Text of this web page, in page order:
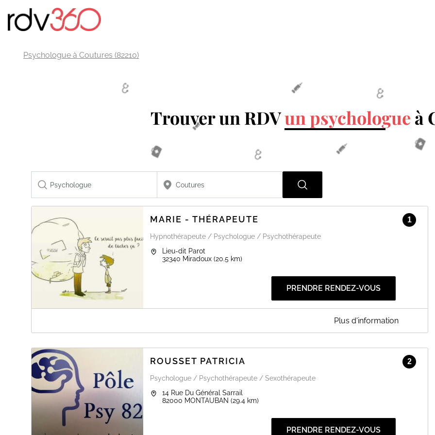
Psychologue à Coutures (82210)
Trouver un RDVun psychologue à
MARIE - THÉRAPEUTE 1
Hypnothérapeute / Psychologue / Psychothérapeute
Lieu-dit Parot
32340 Miradoux (20.5 km)
PRENDRE RENDEZ-VOUS
Approche Systémique, Intégrative, humaniste et Holistique
Formée en psychologie, après un master de médiation et spécialisée dans différentes thérapies complémentaires,
comme l'hypnothérapie, la sophrologie, la PNL et la CNV, je suis à votre disposition pour travailler ensemble sur les
difficultés qui sont les vôtres, les blocages, les souffrances, les douleurs émotionnelles, psychiques ou physiques,
s'en libérer pour continuer à avancer, léger et serein... C'est possible !
Plus d'information
ROUSSET PATRICIA 2
Psychologue / Psychothérapeute / Sexothérapeute
14 Rue Du Général Sarrail
82000 MONTAUBAN (29.4 km)
PRENDRE RENDEZ-VOUS